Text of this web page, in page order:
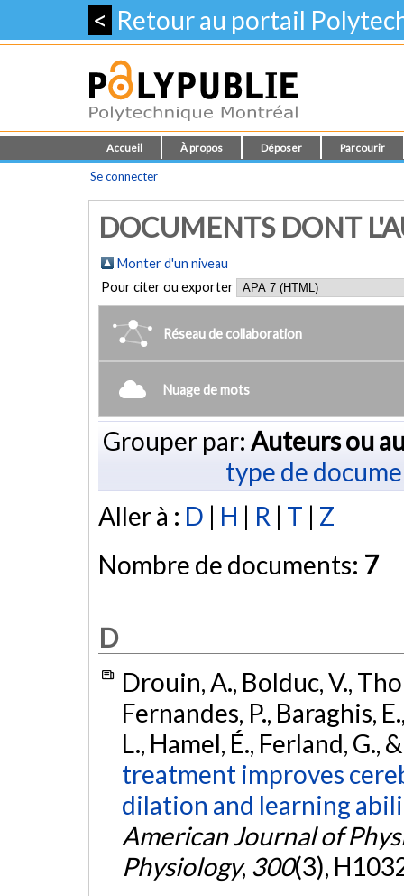
< Retour au portail
Accueil À propos Déposer Parcourir
Se connecter
DOCUMENTS DONT
Monter d'un niveau
Pour citer ou exporter
Réseau de collaboration
Nuage de mots
Grouper par: Auteurs ou
type de
Aller à : D | H | R | T | Z
Nombre de documents: 7
D
Drouin, A., Bolduc, V.,
Fernandes, P., Baraghis,
L., Hamel, É., Ferland, G.,
treatment improves
dilation and learning
American Journal of
Physiology, 300(3),